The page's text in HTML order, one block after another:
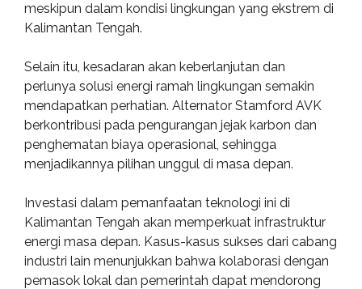
meskipun dalam kondisi lingkungan yang ekstrem di
Kalimantan Tengah.
Selain itu, kesadaran akan keberlanjutan dan
perlunya solusi energi ramah lingkungan semakin
mendapatkan perhatian. Alternator Stamford AVK
berkontribusi pada pengurangan jejak karbon dan
penghematan biaya operasional, sehingga
menjadikannya pilihan unggul di masa depan.
Investasi dalam pemanfaatan teknologi ini di
Kalimantan Tengah akan memperkuat infrastruktur
energi masa depan. Kasus-kasus sukses dari cabang
industri lain menunjukkan bahwa kolaborasi dengan
pemasok lokal dan pemerintah dapat mendorong